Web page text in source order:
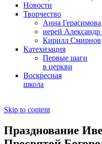
Новости
Творчество
Анна Герасимова
иерей Александр
Кирилл Смирнов
Катехизация
Первые шаги
в церкви
Воскресная
школа
Skip to content
Празднование